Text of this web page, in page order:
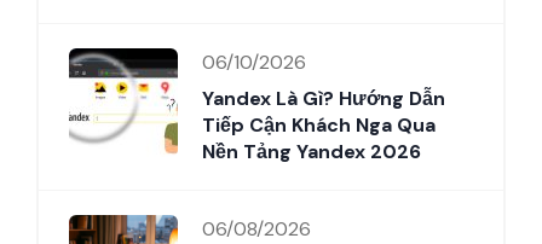
06/10/2026
Yandex Là Gì? Hướng Dẫn
Tiếp Cận Khách Nga Qua
Nền Tảng Yandex 2026
06/08/2026